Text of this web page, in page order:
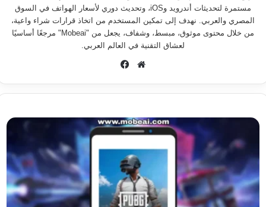
مستمرة لتحديثات أندرويد وiOS، وتحديث دوري لأسعار الهواتف في السوق
المصري والعربي. نهدف إلى تمكين المستخدم من اتخاذ قرارات شراء واعية،
من خلال محتوى موثوق، مبسط، وشفاف، يجعل من "Mobeai" مرجعًا أساسيًا
لعشاق التقنية في العالم العربي.
موق
الوي وك